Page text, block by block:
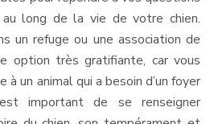
long de la vie de votre chien.
un refuge ou une association de
option très gratifiante, car vous
à un animal qui a besoin d’un foyer
important de se renseigner